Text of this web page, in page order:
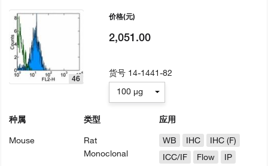
46
种属
Mouse
类型
Rat
Monoclonal
应用
WB
IHC
IHC (F)
ICC/IF
Flow
IP
价格(元)
2,051.00
货号 14-1441-82
100 µg